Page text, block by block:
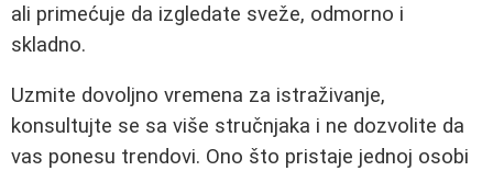
ali primećuje da izgledate sveže, odmorno i
skladno.
Uzmite dovoljno vremena za istraživanje,
konsultujte se sa više stručnjaka i ne dozvolite da
vas ponesu trendovi. Ono što pristaje jednoj osobi